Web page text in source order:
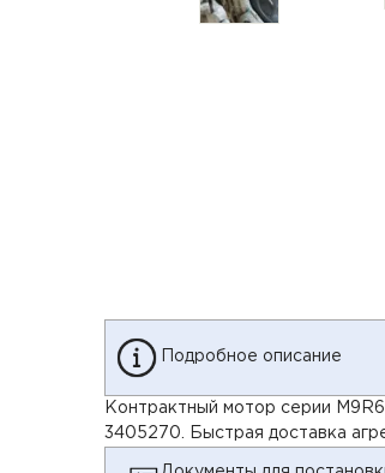
Подробное описание
Контрактный мотор серии
3405270. Быстрая доставка